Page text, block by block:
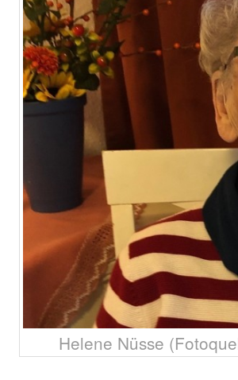
Helene Nüsse